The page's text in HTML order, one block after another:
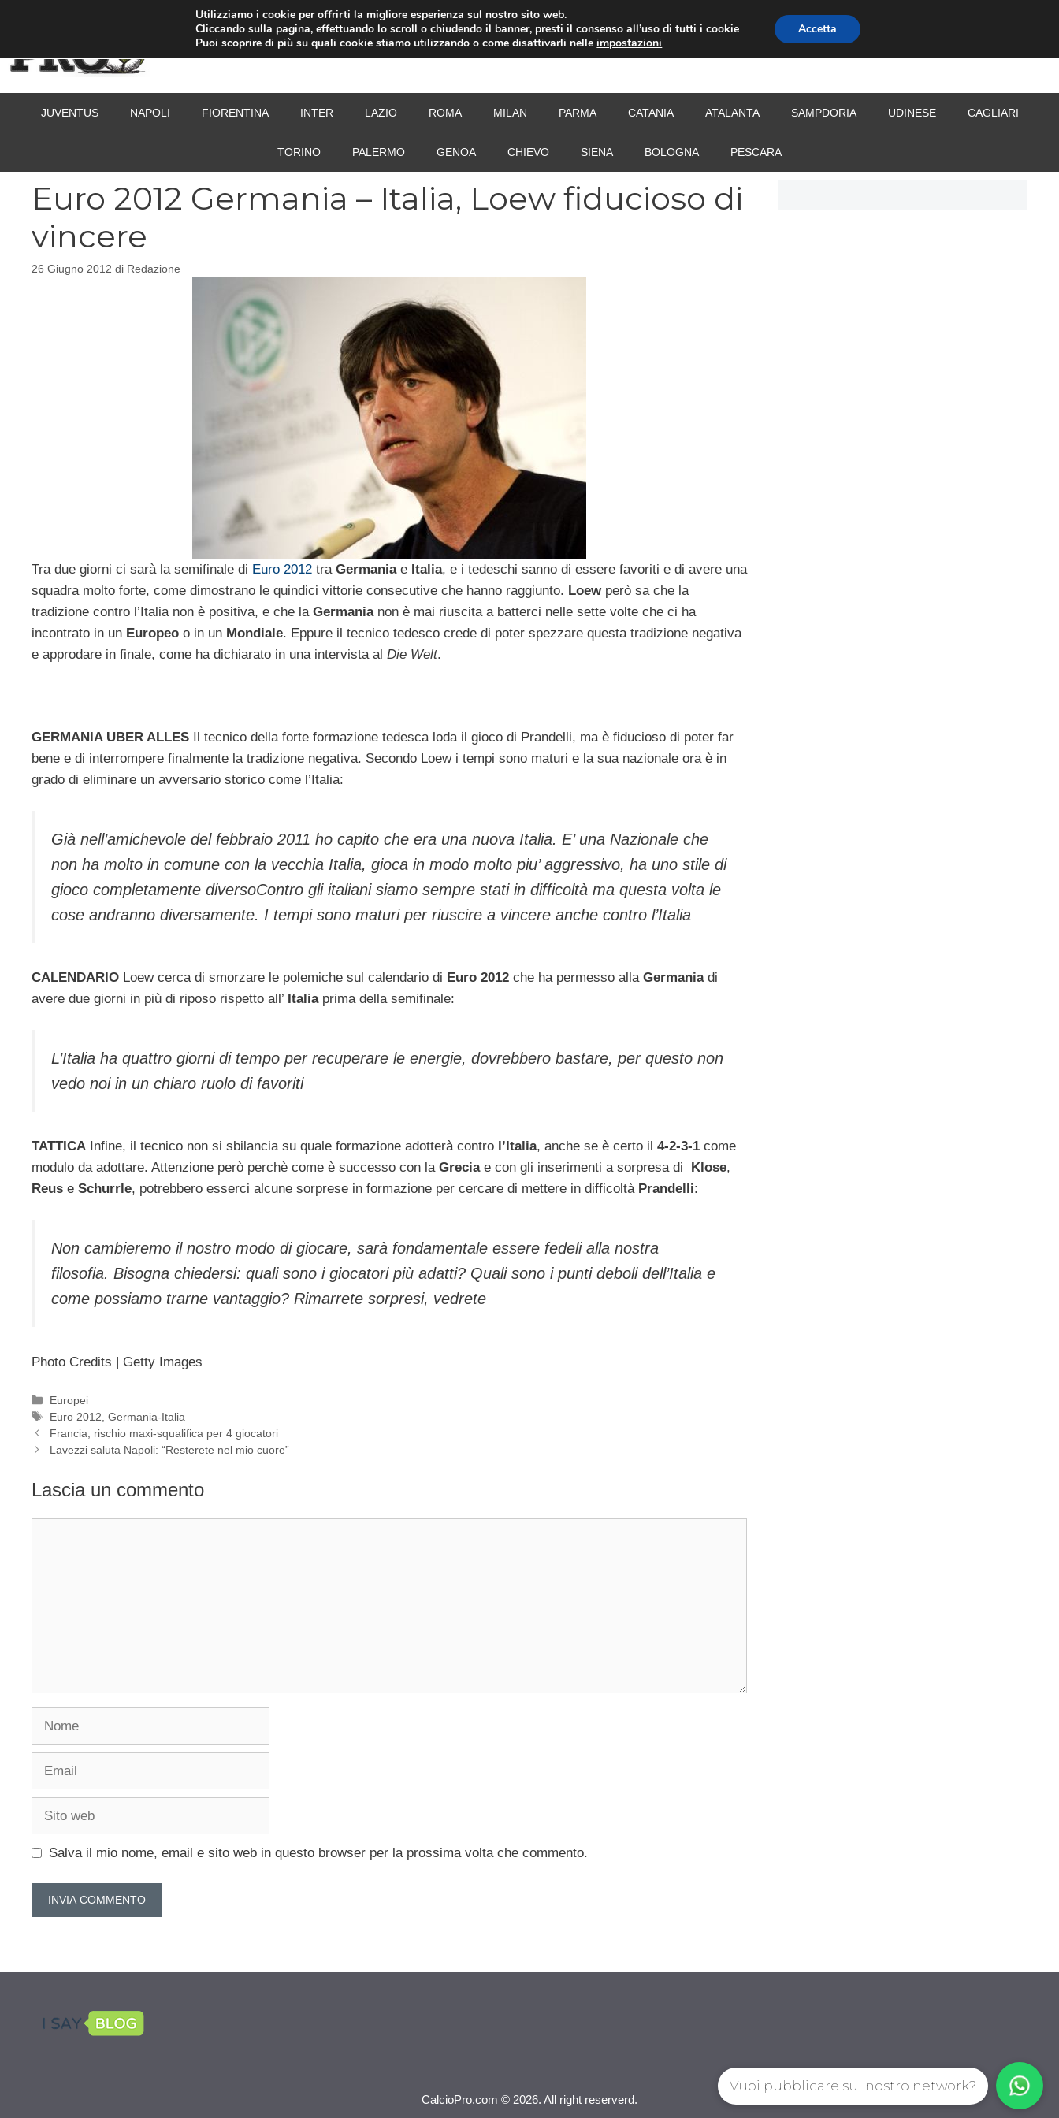
CALCIOMERCATO
JUVENTUS NAPOLI FIORENTINA INTER LAZIO ROMA MILAN PARMA CATANIA ATALANTA SAMPDORIA UDINESE CAGLIARI
TORINO PALERMO GENOA CHIEVO SIENA BOLOGNA PESCARA
Euro 2012 Germania – Italia, Loew fiducioso di
vincere
26 Giugno 2012 di Redazione
Tra due giorni ci sarà la semifinale di Euro 2012 tra Germaniae Italia, e i tedeschi sanno di essere favoriti e di avere una
squadra molto forte, come dimostrano le quindici vittorie consecutive che hanno raggiunto. Loew però sa che la
tradizione contro l’Italia non è positiva, e che la Germanianon è mai riuscita a batterci nelle sette volte che ci ha
incontrato in un Europeo o in un Mondiale. Eppure il tecnico tedesco crede di poter spezzare questa tradizione negativa
e approdare in finale, come ha dichiarato in una intervista al Die Welt.
GERMANIA UBER ALLES Il tecnico della forte formazione tedesca loda il gioco di Prandelli, ma è fiducioso di poter far
bene e di interrompere finalmente la tradizione negativa. Secondo Loew i tempi sono maturi e la sua nazionale ora è in
grado di eliminare un avversario storico come l’Italia:
Già nell’amichevole del febbraio 2011 ho capito che era una nuova Italia. E’ una Nazionale che
non ha molto in comune con la vecchia Italia, gioca in modo molto piu’ aggressivo, ha uno stile di
gioco completamente diversoContro gli italiani siamo sempre stati in difficoltà ma questa volta le
cose andranno diversamente. I tempi sono maturi per riuscire a vincere anche contro l’Italia
CALENDARIO Loew cerca di smorzare le polemiche sul calendario di Euro 2012 che ha permesso alla Germaniadi
avere due giorni in più di riposo rispetto all’ Italiaprima della semifinale:
L’Italia ha quattro giorni di tempo per recuperare le energie, dovrebbero bastare, per questo non
vedo noi in un chiaro ruolo di favoriti
TATTICA Infine, il tecnico non si sbilancia su quale formazione adotterà contro l’Italia, anche se è certo il 4-2-3-1 come
modulo da adottare. Attenzione però perchè come è successo con la Greciae con gli inserimenti a sorpresa di Klose,
Reus e Schurrle, potrebbero esserci alcune sorprese in formazione per cercare di mettere in difficoltà Prandelli:
Non cambieremo il nostro modo di giocare, sarà fondamentale essere fedeli alla nostra
filosofia. Bisogna chiedersi: quali sono i giocatori più adatti? Quali sono i punti deboli dell’Italia e
come possiamo trarne vantaggio? Rimarrete sorpresi, vedrete
Photo Credits | Getty Images
Categorie
Europei
Tag
Euro 2012 ,Germania-Italia
Francia, rischio maxi-squalifica per 4 giocatori
Lavezzi saluta Napoli: “Resterete nel mio cuore”
Lascia un commento
Salva il mio nome, email e sito web in questo browser per la prossima volta che commento.
CalcioPro.com © 2026. All right reserverd.
Utilizziamo i cookie per offrirti la migliore esperienza sul nostro sito web.
Cliccando sulla pagina, effettuando lo scroll o chiudendo il banner, presti il consenso all’uso di tutti i cookie
Puoi scoprire di più su quali cookie stiamo utilizzando o come disattivarli nelleimpostazioni
Accetta
Vuoi pubblicare sul nostro network?